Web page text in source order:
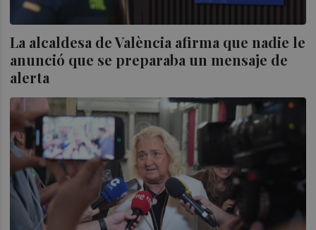
La alcaldesa de València afirma que nadie le
anunció que se preparaba un mensaje de
alerta